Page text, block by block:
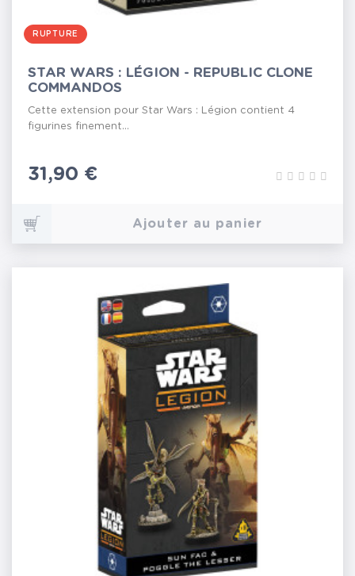
RUPTURE
STAR WARS : LÉGION - REPUBLIC CLONE
COMMANDOS
Cette extension pour Star Wars : Légion contient 4
figurines finement...
Prix
31,90 €
Ajouter au panier